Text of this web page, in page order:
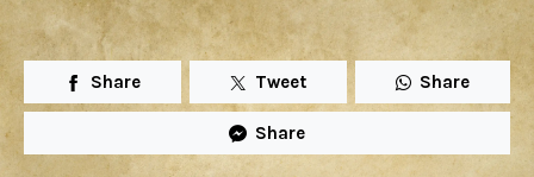
Share Tweet Share
Share